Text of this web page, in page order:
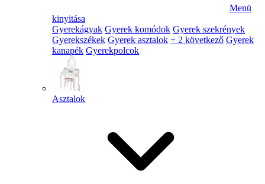
Menü
kinyitása
Gyerekágyak Gyerek komódok Gyerek szekrények
Gyerekszékek Gyerek asztalok + 2 következő Gyerek
kanapék Gyerekpolcok
Asztalok